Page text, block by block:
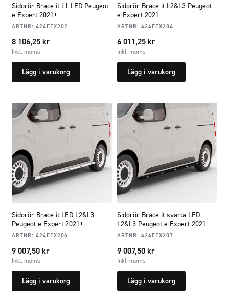
Sidorör Brace-it L1 LED Peugeot
e-Expert 2021+
ARTNR: 424EEX202
8 106,25 kr
Inkl. moms
Lägg i varukorg
Sidorör Brace-it L2&L3 Peugeot
e-Expert 2021+
ARTNR: 424EEX204
6 011,25 kr
Inkl. moms
Lägg i varukorg
Sidorör Brace-it LED L2&L3
Peugeot e-Expert 2021+
ARTNR: 424EEX206
9 007,50 kr
Inkl. moms
Lägg i varukorg
Sidorör Brace-it svarta LED
L2&L3 Peugeot e-Expert 2021+
ARTNR: 424EEX207
9 007,50 kr
Inkl. moms
Lägg i varukorg